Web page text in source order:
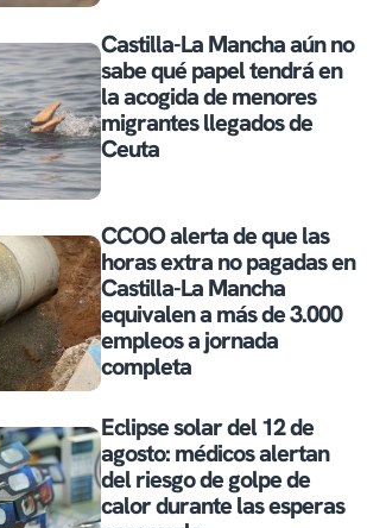
Castilla-La Mancha aún no
sabe qué papel tendrá en
la acogida de menores
migrantes llegados de
Ceuta
CCOO alerta de que las
horas extra no pagadas en
Castilla-La Mancha
equivalen a más de 3.000
empleos a jornada
completa
Eclipse solar del 12 de
agosto: médicos alertan
del riesgo de golpe de
calor durante las esperas